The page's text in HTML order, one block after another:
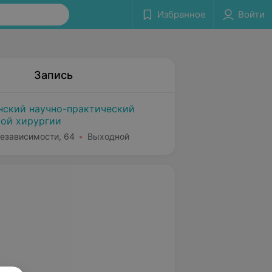
Избранное Войти
Запись
научно-практический
хирургии
64 Выходной